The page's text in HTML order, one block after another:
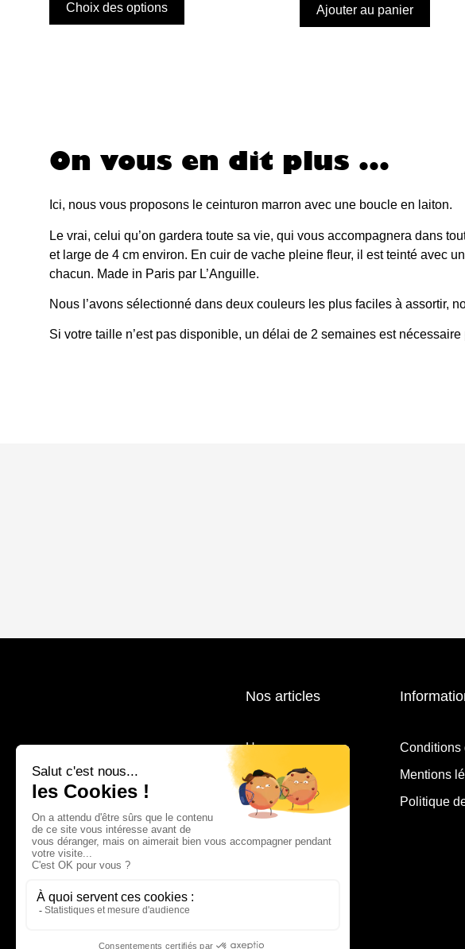
Choix des options Ajouter au panier
On vous en dit plus ...
Ici, nous vous proposons le ceinturon marron avec une boucle en laiton.
Le vrai, celui qu’on gardera toute sa vie, qui vous accompagnera dans
et large de 4 cm environ. En cuir de vache pleine fleur, il est teinté avec
chacun. Made in Paris par L’Anguille.
Nous l’avons sélectionné dans deux couleurs les plus faciles à assortir,
Si votre taille n’est pas disponible, un délai de 2 semaines est
Nos articles
Homme
Femme
Accessoires
Conditions
Mentions
Politique